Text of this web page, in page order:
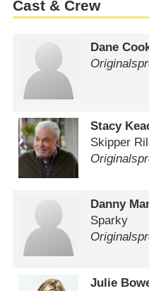
Cast & Crew
Dane
Stacy
Skipper
Danny
Sparky
Julie